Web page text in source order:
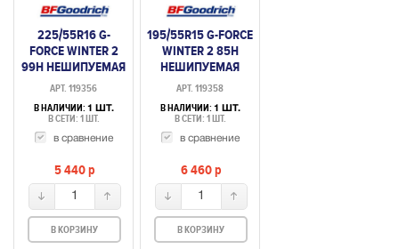
225/55R16 G-
FORCE WINTER 2
99H НЕШИПУЕМАЯ
АРТ. 119356
В НАЛИЧИИ: 1 ШТ.
В СЕТИ: 1 ШТ.
в сравнение
5 440p
1
В КОРЗИНУ
195/55R15 G-FORCE
WINTER 2 85H
НЕШИПУЕМАЯ
АРТ. 119358
В НАЛИЧИИ: 1 ШТ.
В СЕТИ: 1 ШТ.
в сравнение
6 460p
1
В КОРЗИНУ